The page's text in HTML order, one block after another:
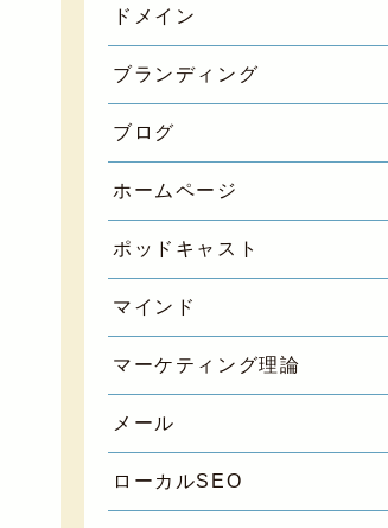
ドメイン
ブランディング
ブログ
ホームページ
ポッドキャスト
マインド
マーケティング理論
メール
ローカルSEO